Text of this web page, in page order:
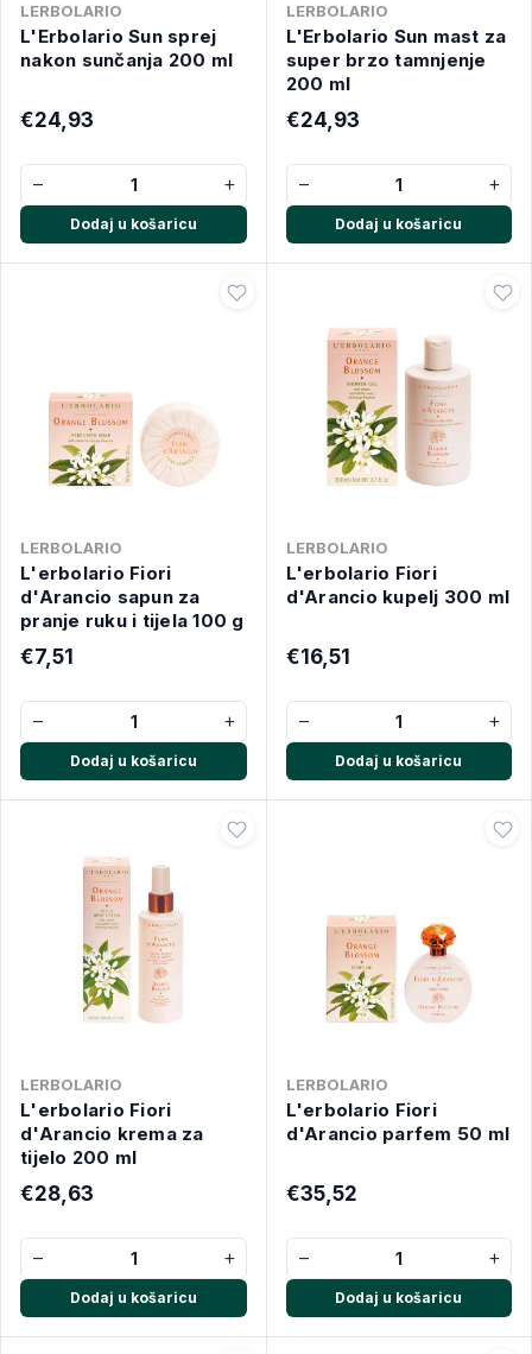
LERBOLARIO
L'Erbolario Sun sprej
nakon sunčanja 200 ml
€24,93
− +
Dodaj u košaricu
LERBOLARIO
L'Erbolario Sun mast za
super brzo tamnjenje
200 ml
€24,93
− +
Dodaj u košaricu
LERBOLARIO
L'erbolario Fiori
d'Arancio sapun za
pranje ruku i tijela 100 g
€7,51
− +
Dodaj u košaricu
LERBOLARIO
L'erbolario Fiori
d'Arancio kupelj 300 ml
€16,51
− +
Dodaj u košaricu
LERBOLARIO
L'erbolario Fiori
d'Arancio krema za
tijelo 200 ml
€28,63
− +
Dodaj u košaricu
LERBOLARIO
L'erbolario Fiori
d'Arancio parfem 50 ml
€35,52
− +
Dodaj u košaricu